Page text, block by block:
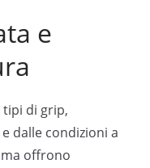
e
di grip,
dalle condizioni a
offrono